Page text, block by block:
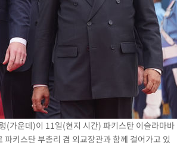
(가운데)이 11일(현지 시간) 파키스탄 이슬라마바
키스탄 부총리 겸 외교장관과 함께 걸어가고 있